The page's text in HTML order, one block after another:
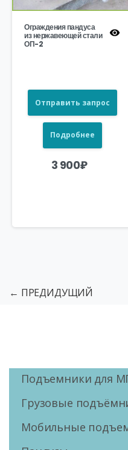
Ограждения пандуса
из нержавеющей стали
ОП-2
Отправить запрос
Подробнее
3 900₽
← ПРЕДИДУЩИЙ
Подъемники для
Грузовые
Мобильные